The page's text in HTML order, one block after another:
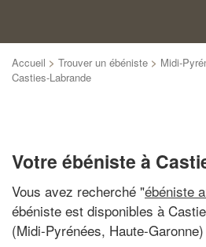
Accueil > Trouver un ébéniste > Midi-
Casties-Labrande
Votre ébéniste à
Vous avez recherché "ébéniste
ébéniste est disponibles à
(Midi-Pyrénées, Haute-Garonne)